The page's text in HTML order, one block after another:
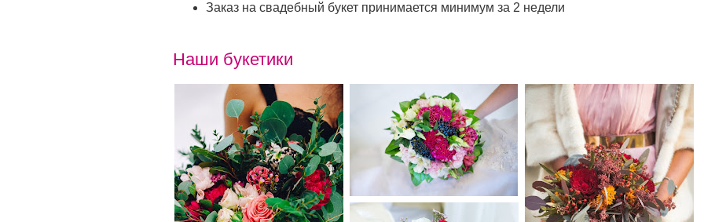
Заказ на свадебный букет принимается минимум за 2 недели
Наши букетики